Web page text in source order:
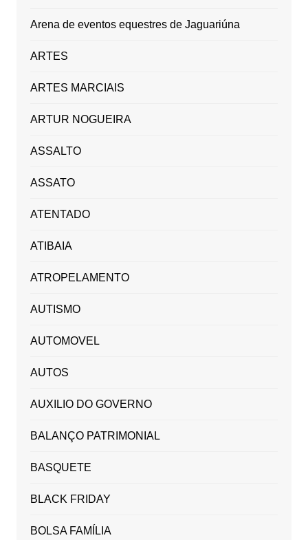
Arena de eventos equestres de Jaguariúna
ARTES
ARTES MARCIAIS
ARTUR NOGUEIRA
ASSALTO
ASSATO
ATENTADO
ATIBAIA
ATROPELAMENTO
AUTISMO
AUTOMOVEL
AUTOS
AUXILIO DO GOVERNO
BALANÇO PATRIMONIAL
BASQUETE
BLACK FRIDAY
BOLSA FAMÍLIA